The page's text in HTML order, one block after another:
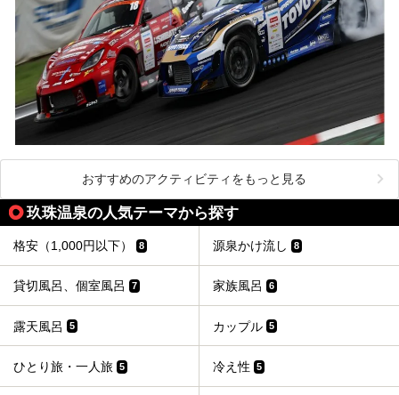
おすすめのアクティビティをもっと見る
玖珠温泉の人気テーマから探す
格安（1,000円以下） 8 源泉かけ流し 8
貸切風呂、個室風呂 7 家族風呂 6
露天風呂 5 カップル 5
ひとり旅・一人旅 5 冷え性 5